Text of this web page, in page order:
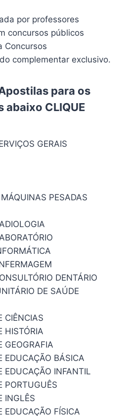
por professores
concursos públicos
Concursos
complementar exclusivo.
para os
abaixo CLIQUE
GERAIS
PESADAS
DENTÁRIO
DE SAÚDE
CIÊNCIAS
HISTÓRIA
GEOGRAFIA
EDUCAÇÃO BÁSICA
EDUCAÇÃO INFANTIL
PORTUGUÊS
INGLÊS
EDUCAÇÃO FÍSICA